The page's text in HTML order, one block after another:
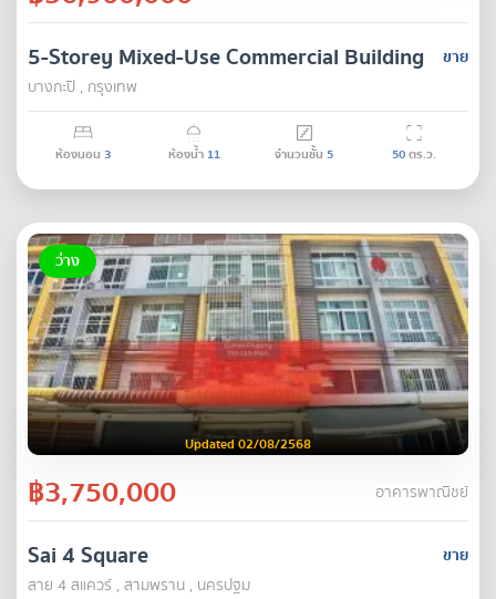
ขาย
5-Storey Mixed-Use Commercial Building
บางกะปิ , กรุงเทพ
ห้องนอน 3 ห้องน้ำ 11 จำนวนชั้น 5 50ตร.ว.
ว่าง
Updated 02/08/2568
฿3,750,000 อาคารพาณิชย์
ขาย
Sai 4 Square
สาย 4 สแควร์ , สามพราน , นครปฐม